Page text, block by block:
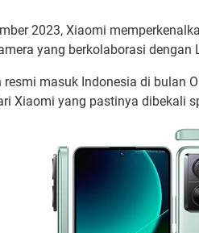
2023, Xiaomi
yang berkolaborasi dengan
masuk Indonesia di bulan
Xiaomi yang pastinya dibekali